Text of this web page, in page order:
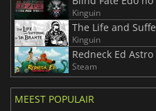
Kinguin
The Life and
Kinguin
Redneck Ed
Steam
MEEST POPULAIR